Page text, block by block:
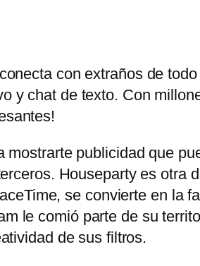
con extraños de
y chat de texto. Con
publicidad que
Houseparty es otra
se convierte en la
le comió parte de su
de sus filtros.